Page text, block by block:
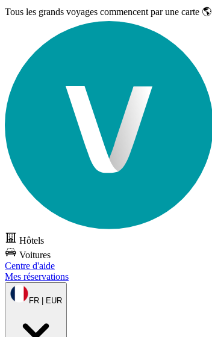
Tous les grands voyages commencent par une carte 🌎
Hôtels
Voitures
Centre d'aide
Mes réservations
FR | EUR